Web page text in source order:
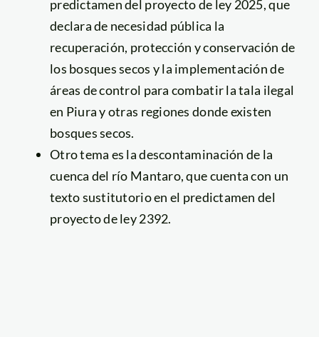
predictamen del proyecto de ley 2025, que
declara de necesidad pública la
recuperación, protección y conservación de
los bosques secos y la implementación de
áreas de control para combatir la tala ilegal
en Piura y otras regiones donde existen
bosques secos.
Otro tema es la descontaminación de la
cuenca del río Mantaro, que cuenta con un
texto sustitutorio en el predictamen del
proyecto de ley 2392.